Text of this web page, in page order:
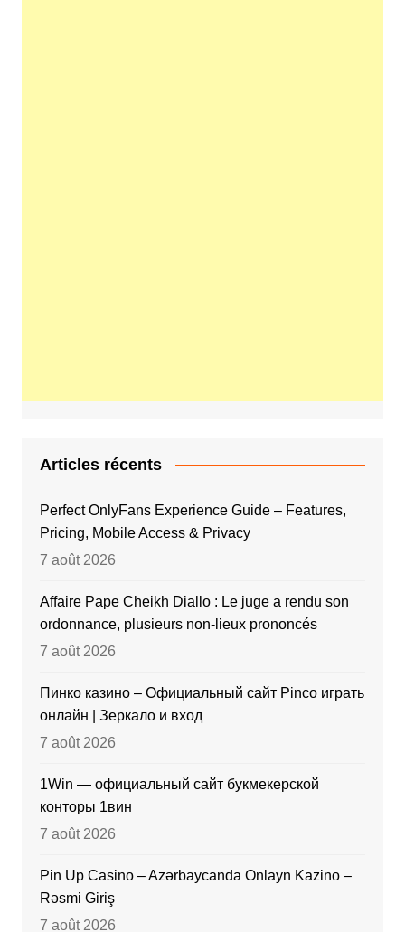
Articles récents
Perfect OnlyFans Experience Guide – Features,
Pricing, Mobile Access & Privacy
7 août 2026
Affaire Pape Cheikh Diallo : Le juge a rendu son
ordonnance, plusieurs non-lieux prononcés
7 août 2026
Пинко казино – Официальный сайт Pinco играть
онлайн | Зеркало и вход
7 août 2026
1Win — официальный сайт букмекерской
конторы 1вин
7 août 2026
Pin Up Casino – Azərbaycanda Onlayn Kazino –
Rəsmi Giriş
7 août 2026